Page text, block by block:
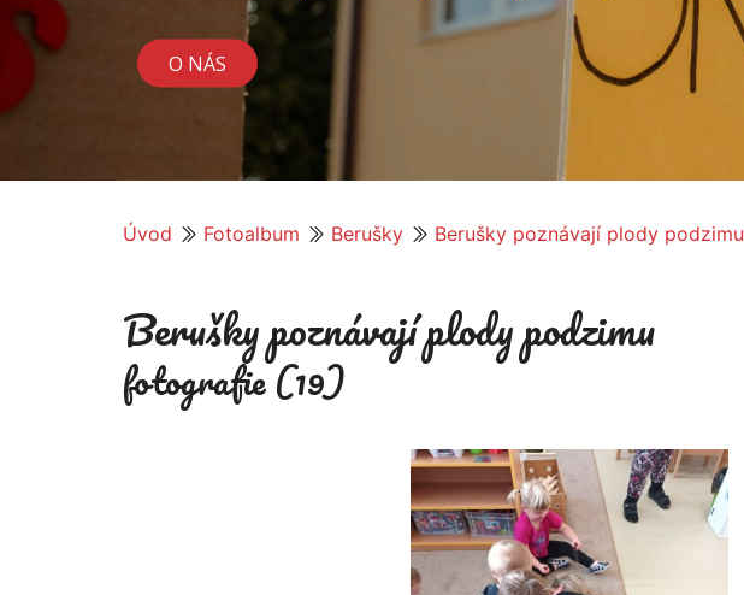
O NÁS
Úvod Fotoalbum Berušky Berušky poznávají plody podzimu
Berušky poznávají plody podzimu
fotografie (19)